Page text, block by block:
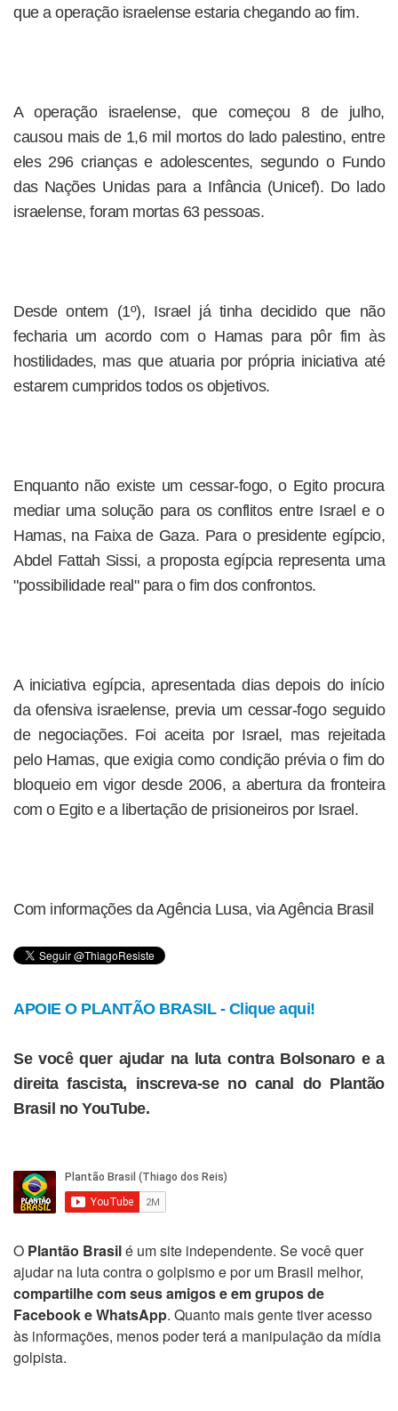
que a operação israelense estaria chegando ao fim.
A operação israelense, que começou 8 de julho,
causou mais de 1,6 mil mortos do lado palestino, entre
eles 296 crianças e adolescentes, segundo o Fundo
das Nações Unidas para a Infância (Unicef). Do lado
israelense, foram mortas 63 pessoas.
Desde ontem (1º), Israel já tinha decidido que não
fecharia um acordo com o Hamas para pôr fim às
hostilidades, mas que atuaria por própria iniciativa até
estarem cumpridos todos os objetivos.
Enquanto não existe um cessar-fogo, o Egito procura
mediar uma solução para os conflitos entre Israel e o
Hamas, na Faixa de Gaza. Para o presidente egípcio,
Abdel Fattah Sissi, a proposta egípcia representa uma
"possibilidade real" para o fim dos confrontos.
A iniciativa egípcia, apresentada dias depois do início
da ofensiva israelense, previa um cessar-fogo seguido
de negociações. Foi aceita por Israel, mas rejeitada
pelo Hamas, que exigia como condição prévia o fim do
bloqueio em vigor desde 2006, a abertura da fronteira
com o Egito e a libertação de prisioneiros por Israel.
Com informações da Agência Lusa, via Agência Brasil
APOIE O PLANTÃO BRASIL - Clique aqui!
Se você quer ajudar na luta contra Bolsonaro e a
direita fascista, inscreva-se no canal do Plantão
Brasil no YouTube.
O Plantão Brasilé um site independente. Se você quer
ajudar na luta contra o golpismo e por um Brasil melhor,
compartilhe com seus amigos e em grupos de
Facebook e WhatsApp. Quanto mais gente tiver acesso
às informações, menos poder terá a manipulação da mídia
golpista.